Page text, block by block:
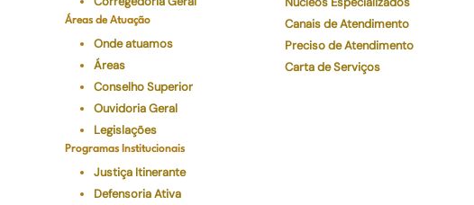
Áreas de Atuação
Onde atuamos
Áreas
Conselho Superior
Ouvidoria Geral
Legislações
Programas Institucionais
Justiça Itinerante
Defensoria Ativa
Canais de Atendimento
Preciso de Atendimento
Carta de Serviços